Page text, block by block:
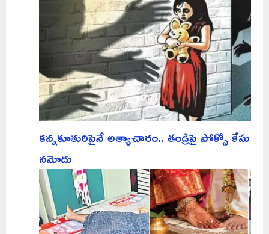
కన్నకూతురిపైనే అత్యాచారం.. తండ్రిపై పోక్సో కేసు
నమోదు